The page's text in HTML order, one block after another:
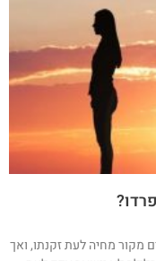
מקור מחיה לעת זקנתו, ואך